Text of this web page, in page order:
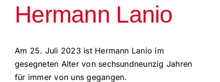
Hermann Lanio
Am 25. Juli 2023 ist Hermann Lanio im
gesegneten Alter von sechsundneunzig Jahren
für immer von uns gegangen.